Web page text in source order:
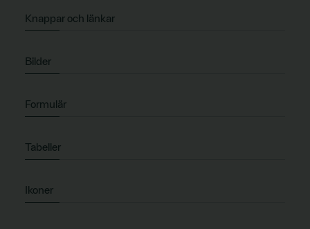
Knappar och länkar
Bilder
Formulär
Tabeller
Ikoner